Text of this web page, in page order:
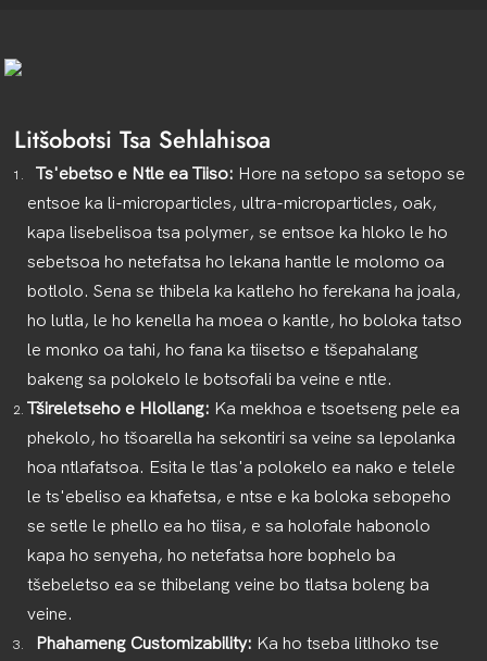
Litšobotsi Tsa Sehlahisoa
Ts'ebetso e Ntle ea Tiiso: Hore na setopo sa setopo se
entsoe ka li-microparticles, ultra-microparticles, oak,
kapa lisebelisoa tsa polymer, se entsoe ka hloko le ho
sebetsoa ho netefatsa ho lekana hantle le molomo oa
botlolo. Sena se thibela ka katleho ho ferekana ha joala,
ho lutla, le ho kenella ha moea o kantle, ho boloka tatso
le monko oa tahi, ho fana ka tiisetso e tšepahalang
bakeng sa polokelo le botsofali ba veine e ntle.
Tšireletseho e Hlollang: Ka mekhoa e tsoetseng pele ea
phekolo, ho tšoarella ha sekontiri sa veine sa lepolanka
hoa ntlafatsoa. Esita le tlas'a polokelo ea nako e telele
le ts'ebeliso ea khafetsa, e ntse e ka boloka sebopeho
se setle le phello ea ho tiisa, e sa holofale habonolo
kapa ho senyeha, ho netefatsa hore bophelo ba
tšebeletso ea se thibelang veine bo tlatsa boleng ba
veine.
Phahameng Customizability: Ka ho tseba litlhoko tse